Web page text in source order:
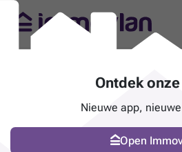
Ontdek
Nieuwe app,
Open